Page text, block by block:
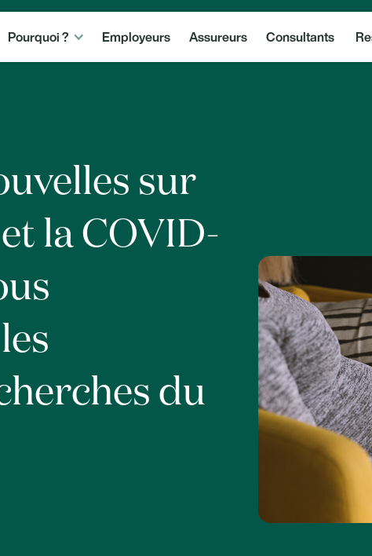
Pourquoi ? Employeurs Assureurs Consultants
sur
la COVID-
du